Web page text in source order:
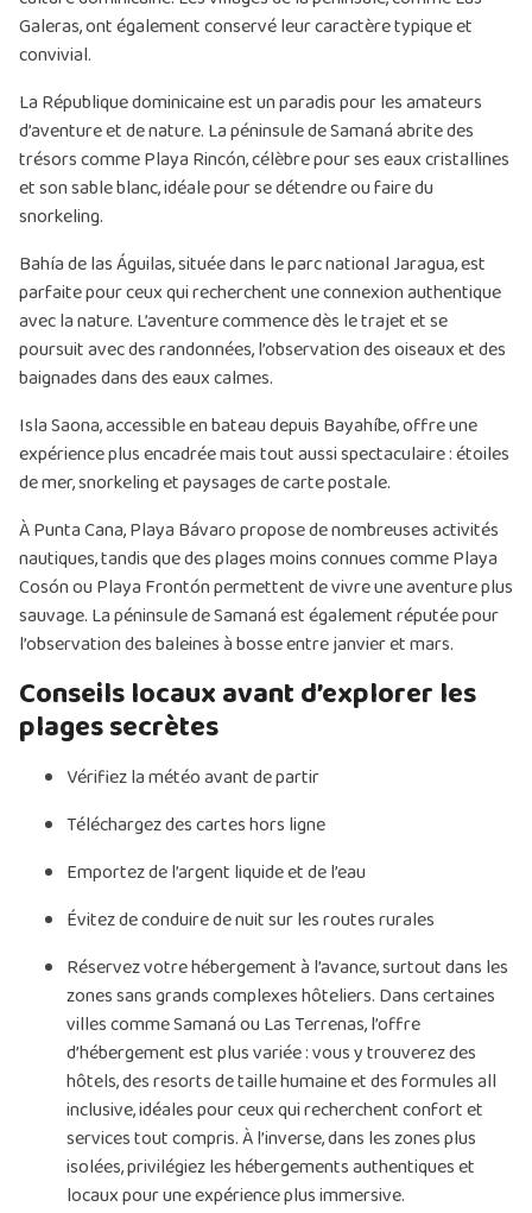
Galeras, ont également conservé leur caractère typique et
convivial.
La République dominicaine est un paradis pour les amateurs
d’aventure et de nature. La péninsule de Samaná abrite des
trésors comme Playa Rincón, célèbre pour ses eaux cristallines
et son sable blanc, idéale pour se détendre ou faire du
snorkeling.
Bahía de las Águilas, située dans le parc national Jaragua, est
parfaite pour ceux qui recherchent une connexion authentique
avec la nature. L’aventure commence dès le trajet et se
poursuit avec des randonnées, l’observation des oiseaux et des
baignades dans des eaux calmes.
Isla Saona, accessible en bateau depuis Bayahíbe, offre une
expérience plus encadrée mais tout aussi spectaculaire : étoiles
de mer, snorkeling et paysages de carte postale.
À Punta Cana, Playa Bávaro propose de nombreuses activités
nautiques, tandis que des plages moins connues comme Playa
Cosón ou Playa Frontón permettent de vivre une aventure plus
sauvage. La péninsule de Samaná est également réputée pour
l’observation des baleines à bosse entre janvier et mars.
Conseils locaux avant d’explorer les
plages secrètes
Vérifiez la météo avant de partir
Téléchargez des cartes hors ligne
Emportez de l’argent liquide et de l’eau
Évitez de conduire de nuit sur les routes rurales
Réservez votre hébergement à l’avance, surtout dans les
zones sans grands complexes hôteliers. Dans certaines
villes comme Samaná ou Las Terrenas, l’offre
d’hébergement est plus variée : vous y trouverez des
hôtels, des resorts de taille humaine et des formules all
inclusive, idéales pour ceux qui recherchent confort et
services tout compris. À l’inverse, dans les zones plus
isolées, privilégiez les hébergements authentiques et
locaux pour une expérience plus immersive.